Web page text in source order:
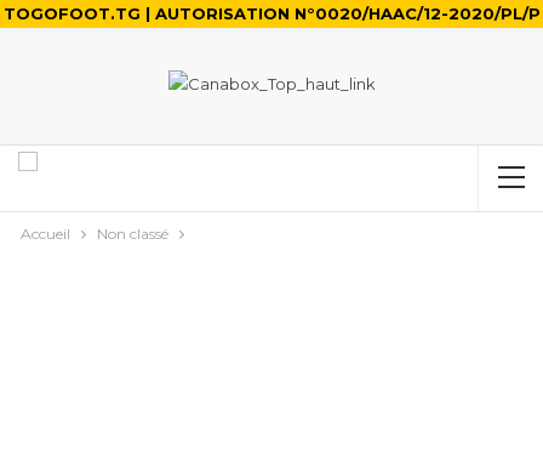
TOGOFOOT.TG | AUTORISATION N°0020/HAAC/12-2020/PL/P
Accueil Non classé